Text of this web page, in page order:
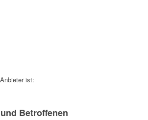
ist:
Betroffenen